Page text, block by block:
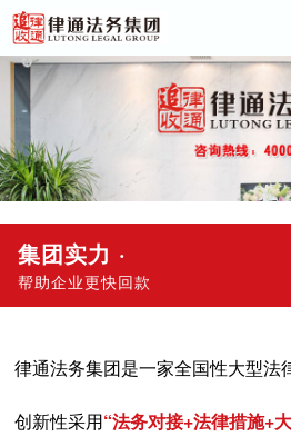
集团实力 ·
帮助企业更快回款
律通法务集团是一家全国性大型法
创新性采用“法务对接+法律措施+